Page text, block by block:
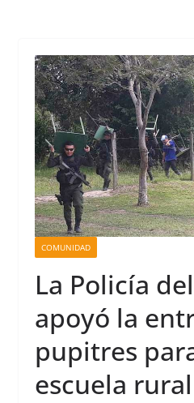
COMUNIDAD
La Policía
apoyó la
pupitres
escuela rural